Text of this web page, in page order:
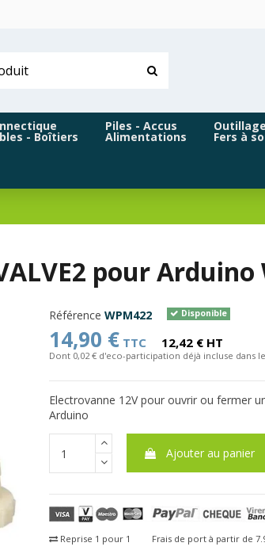
- Boîtiers
Piles - Accus
Alimentations
Outillage
Fers à
pour Arduino
Référence WPM422 Disponible
14,90 € TTC 12,42 € HT
Dont 0,02 € d'eco-participation déjà incluse dans
Electrovanne 12V pour ouvrir ou fermer
Arduino
Ajouter au panier
Reprise 1 pour 1 Frais de port à partir de